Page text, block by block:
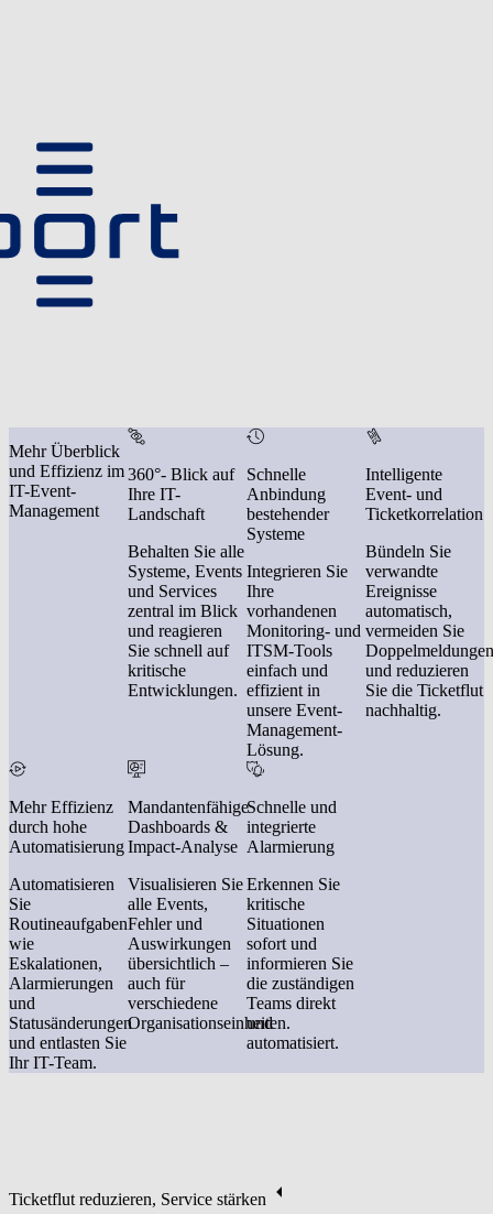
Mehr Überblick
und Effizienz im
IT-Event-
Management
360°- Blick auf
Ihre IT-
Landschaft
Behalten Sie alle
Systeme, Events
und Services
zentral im Blick
und reagieren
Sie schnell auf
kritische
Entwicklungen.
Schnelle
Anbindung
bestehender
Systeme
Integrieren Sie
Ihre
vorhandenen
Monitoring- und
ITSM-Tools
einfach und
effizient in
unsere Event-
Management-
Lösung.
Intelligente
Event- und
Ticketkorrelation
Bündeln Sie
verwandte
Ereignisse
automatisch,
vermeiden Sie
Doppelmeldungen
und reduzieren
Sie die Ticketflut
nachhaltig.
Mehr Effizienz
durch hohe
Automatisierung
Automatisieren
Sie
Routineaufgaben
wie
Eskalationen,
Alarmierungen
und
Statusänderungen
und entlasten Sie
Ihr IT-Team.
Mandantenfähige
Dashboards &
Impact-Analyse
Visualisieren Sie
alle Events,
Fehler und
Auswirkungen
übersichtlich –
auch für
verschiedene
Organisationseinheiten.
Schnelle und
integrierte
Alarmierung
Erkennen Sie
kritische
Situationen
sofort und
informieren Sie
die zuständigen
Teams direkt
und
automatisiert.
Ticketflut reduzieren, Service stärken